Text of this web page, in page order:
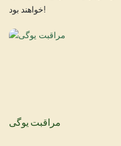
خواهند بود!
مراقبت یوگی